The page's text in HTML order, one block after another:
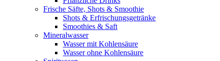
Frische Säfte, Shots & Smoothie
Shots & Erfrischungsgetränke
Smoothies & Saft
Mineralwasser
Wasser mit Kohlensäure
Wasser ohne Kohlensäure